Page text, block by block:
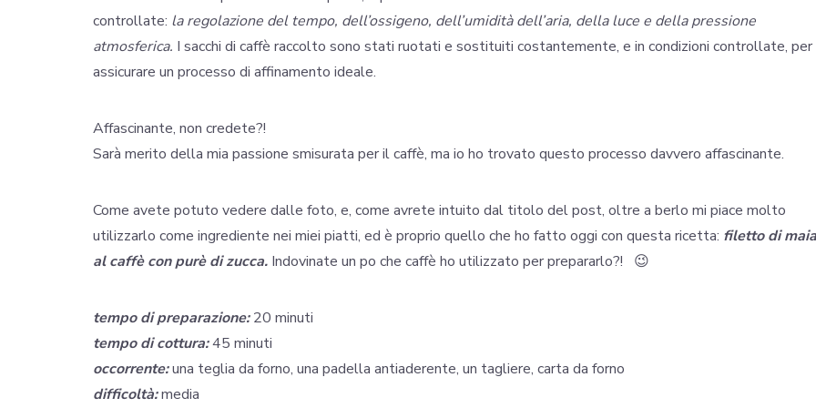
controllate: la regolazione del tempo, dell’ossigeno, dell’umidità dell’aria, della luce e della pressione
atmosferica. I sacchi di caffè raccolto sono stati ruotati e sostituiti costantemente, e in condizioni controllate, per
assicurare un processo di affinamento ideale.
Affascinante, non credete?!
Sarà merito della mia passione smisurata per il caffè, ma io ho trovato questo processo davvero affascinante.
Come avete potuto vedere dalle foto, e, come avrete intuito dal titolo del post, oltre a berlo mi piace molto
utilizzarlo come ingrediente nei miei piatti, ed è proprio quello che ho fatto oggi con questa ricetta: filetto di
al caffè con purè di zucca. Indovinate un po che caffè ho utilizzato per prepararlo?! 😉
tempo di preparazione:20 minuti
tempo di cottura:45 minuti
occorrente:una teglia da forno, una padella antiaderente, un tagliere, carta da forno
difficoltà:media